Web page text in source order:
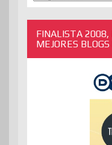
ANTERIORES
FINALISTA
MEJORES